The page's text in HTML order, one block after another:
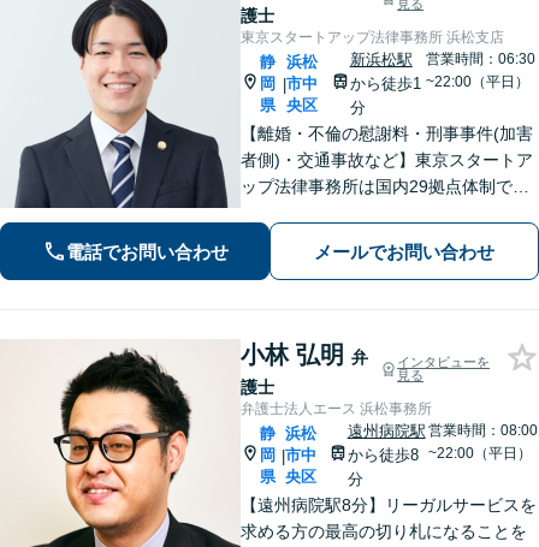
護士
見る
東京スタートアップ法律事務所 浜松支店
静
岡
県
|
浜松
市中
央区
新浜松駅
から徒歩1
分
営業時間：06:30
~22:00（平日）
【離婚・不倫の慰謝料・刑事事件(加害
者側)・交通事故など】東京スタートア
ップ法律事務所は国内29拠点体制で全
対応(法律相談は完全予約制)】各分野で
専門性の高い弁護士が寄り添い解決を
電話でお問い合わせ メールでお問い合わせ
小林 弘明 弁
護士
インタビューを
見る
弁護士法人エース 浜松事務所
静
岡
県
|
浜松
市中
央区
遠州病院駅
から徒歩8
分
営業時間：08:00
~22:00（平日）
【遠州病院駅8分】リーガルサービスを
求める方の最高の切り札になることを